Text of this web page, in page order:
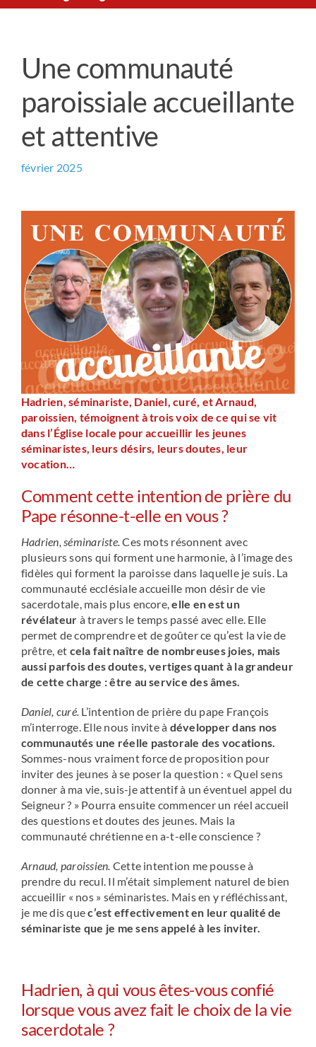
Prière universelle
News
Qui sommes-nous ?
Contact
Une communauté
paroissiale accueillante
et attentive
février 2025
Hadrien, séminariste, Daniel, curé, et Arnaud,
paroissien, témoignent à trois voix de ce qui se vit
dans l’Église locale pour accueillir les jeunes
séminaristes, leurs désirs, leurs doutes, leur
vocation…
Comment cette intention de prière du
Pape résonne-t-elle en vous ?
Hadrien, séminariste. Ces mots résonnent avec
plusieurs sons qui forment une harmonie, à l’image des
fidèles qui forment la paroisse dans laquelle je suis. La
communauté ecclésiale accueille mon désir de vie
sacerdotale, mais plus encore,elle en est un
révélateur à travers le temps passé avec elle. Elle
permet de comprendre et de goûter ce qu’est la vie de
prêtre, et cela fait naître de nombreuses joies, mais
aussi parfois des doutes, vertiges quant à la grandeur
de cette charge : être au service des âmes.
Daniel, curé. L’intention de prière du pape François
m’interroge. Elle nous invite à développer dans nos
communautés une réelle pastorale des vocations.
Sommes-nous vraiment force de proposition pour
inviter des jeunes à se poser la question : « Quel sens
donner à ma vie, suis-je attentif à un éventuel appel du
Seigneur ? » Pourra ensuite commencer un réel accueil
des questions et doutes des jeunes. Mais la
communauté chrétienne en a-t-elle conscience ?
Arnaud, paroissien. Cette intention me pousse à
prendre du recul. Il m’était simplement naturel de bien
accueillir « nos » séminaristes. Mais en y réfléchissant,
je me dis quec’est effectivement en leur qualité de
séminariste que je me sens appelé à les inviter.
Hadrien, à qui vous êtes-vous confié
lorsque vous avez fait le choix de la vie
sacerdotale ?